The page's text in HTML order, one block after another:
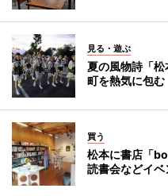
見る・遊ぶ
夏の風物詩「
町を熱気に包む
買う
松本に書店「
読書会などイベ